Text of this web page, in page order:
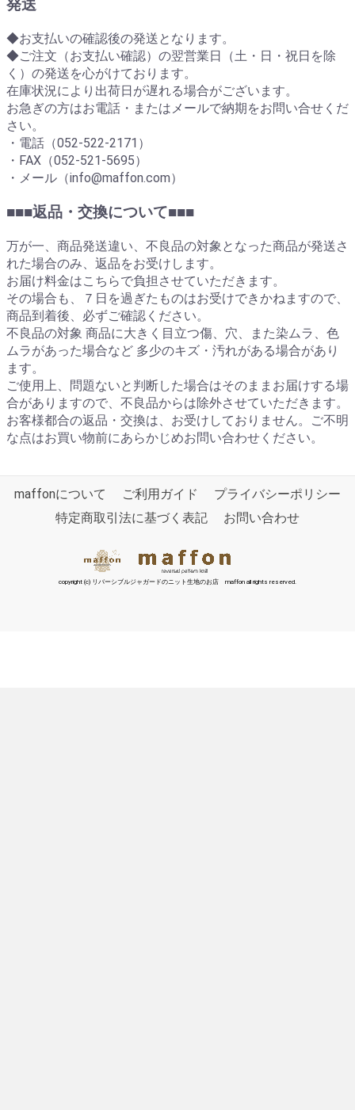
発送
◆お支払いの確認後の発送となります。
◆ご注文（お支払い確認）の翌営業日（土・日・祝日を除
く）の発送を心がけております。
在庫状況により出荷日が遅れる場合がございます。
お急ぎの方はお電話・またはメールで納期をお問い合せくだ
さい。
・電話（052-522-2171）
・FAX（052-521-5695）
・メール（info@maffon.com）
■■■返品・交換について■■■
万が一、商品発送違い、不良品の対象となった商品が発送さ
れた場合のみ、返品をお受けします。
お届け料金はこちらで負担させていただきます。
その場合も、７日を過ぎたものはお受けできかねますので、
商品到着後、必ずご確認ください。
不良品の対象 商品に大きく目立つ傷、穴、また染ムラ、色
ムラがあった場合など 多少のキズ・汚れがある場合があり
ます。
ご使用上、問題ないと判断した場合はそのままお届けする場
合がありますので、不良品からは除外させていただきます。
お客様都合の返品・交換は、お受けしておりません。ご不明
な点はお買い物前にあらかじめお問い合わせください。
maffonについて ご利用ガイド
プライバシーポリシー
特定商取引法に基づく表記
お問い合わせ
copyright (c) リバーシブルジャガードのニット生地のお店 maffon all rights reserved.